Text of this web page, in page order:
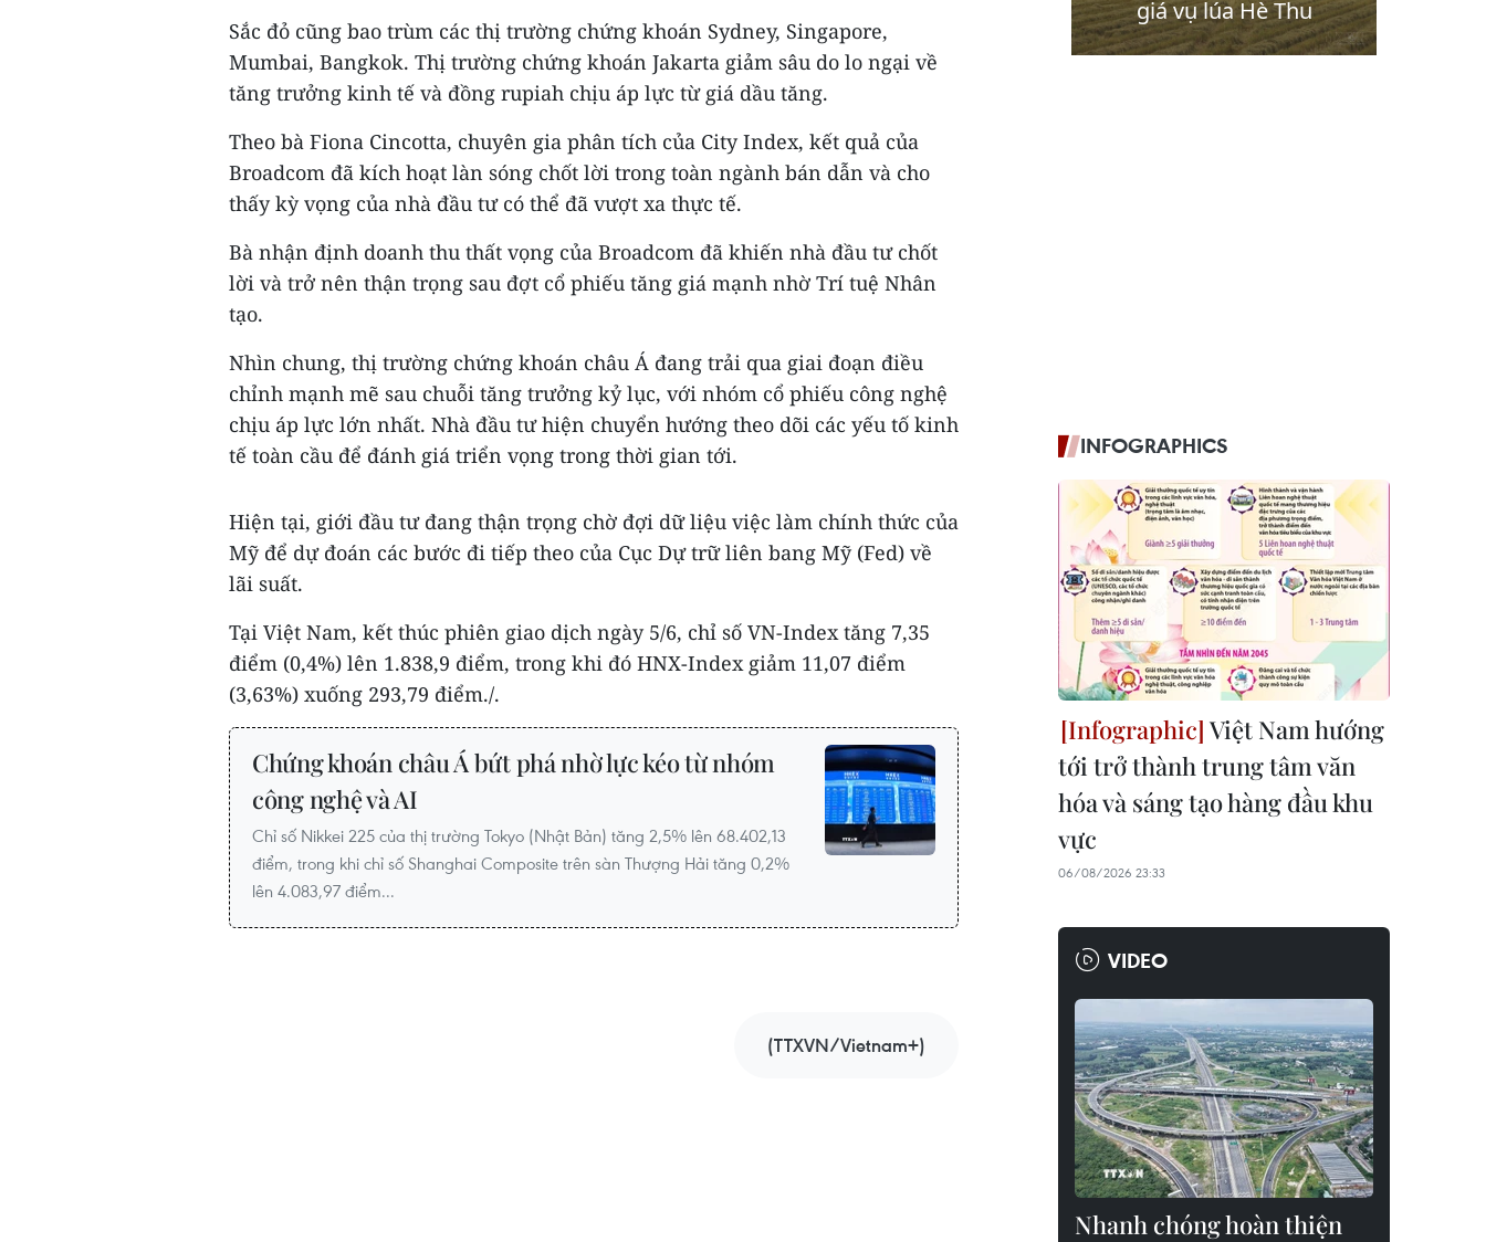
Sắc đỏ cũng bao trùm các thị trường chứng khoán Sydney, Singapore,
Mumbai, Bangkok. Thị trường chứng khoán Jakarta giảm sâu do lo ngại về
tăng trưởng kinh tế và đồng rupiah chịu áp lực từ giá dầu tăng.
Theo bà Fiona Cincotta, chuyên gia phân tích của City Index, kết quả của
Broadcom đã kích hoạt làn sóng chốt lời trong toàn ngành bán dẫn và cho
thấy kỳ vọng của nhà đầu tư có thể đã vượt xa thực tế.
Bà nhận định doanh thu thất vọng của Broadcom đã khiến nhà đầu tư chốt
lời và trở nên thận trọng sau đợt cổ phiếu tăng giá mạnh nhờ Trí tuệ Nhân
tạo.
Nhìn chung, thị trường chứng khoán châu Á đang trải qua giai đoạn điều
chỉnh mạnh mẽ sau chuỗi tăng trưởng kỷ lục, với nhóm cổ phiếu công nghệ
chịu áp lực lớn nhất. Nhà đầu tư hiện chuyển hướng theo dõi các yếu tố kinh
tế toàn cầu để đánh giá triển vọng trong thời gian tới.
Hiện tại, giới đầu tư đang thận trọng chờ đợi dữ liệu việc làm chính thức của
Mỹ để dự đoán các bước đi tiếp theo của Cục Dự trữ liên bang Mỹ (Fed) về
lãi suất.
Tại Việt Nam, kết thúc phiên giao dịch ngày 5/6, chỉ số VN-Index tăng 7,35
điểm (0,4%) lên 1.838,9 điểm, trong khi đó HNX-Index giảm 11,07 điểm
(3,63%) xuống 293,79 điểm./.
Chứng khoán châu Á bứt phá nhờ lực kéo từ nhóm
công nghệ và AI
Chỉ số Nikkei 225 của thị trường Tokyo (Nhật Bản) tăng 2,5% lên 68.402,13
điểm, trong khi chỉ số Shanghai Composite trên sàn Thượng Hải tăng 0,2%
lên 4.083,97 điểm...
(TTXVN/Vietnam+)
INFOGRAPHICS
Việt Nam hướng
tới trở thành trung tâm văn
hóa và sáng tạo hàng đầu khu
vực
06/08/2026 23:33
VIDEO
Nhanh chóng hoàn thiện